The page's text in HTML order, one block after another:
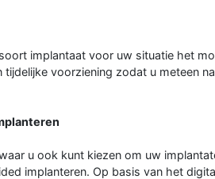
implantaat voor uw situatie het
voorziening zodat u meteen
u ook kunt kiezen om uw
implanteren. Op basis van het